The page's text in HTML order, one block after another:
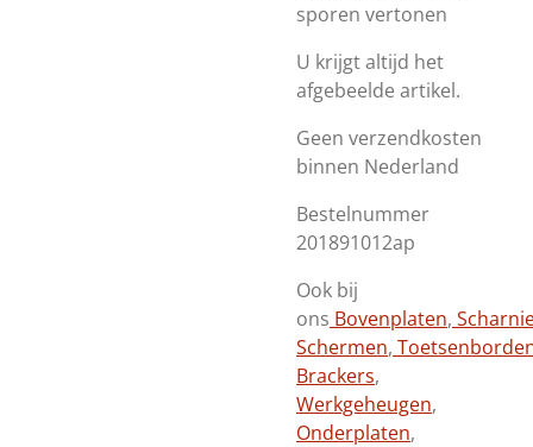
sporen vertonen
U krijgt altijd het
afgebeelde artikel.
Geen verzendkosten
binnen Nederland
Bestelnummer
201891012ap
Ook bij
ons Bovenplaten,
Schermen,
Brackers,
Werkgeheugen,
Onderplaten,